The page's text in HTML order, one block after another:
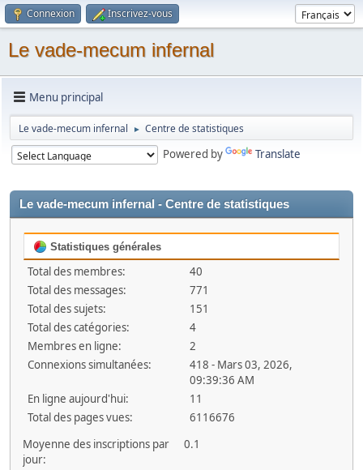
Connexion Inscrivez-vous
Le vade-mecum infernal
Menu principal
Le vade-mecum infernal ► Centre de statistiques
Powered by Translate
Le vade-mecum infernal - Centre de statistiques
Statistiques générales
Total des membres:
40
Total des messages:
771
Total des sujets:
151
Total des catégories:
4
Membres en ligne:
2
Connexions simultanées:
418 - Mars 03, 2026,
09:39:36 AM
En ligne aujourd'hui:
11
Total des pages vues:
6116676
Moyenne des inscriptions par
jour:
0.1